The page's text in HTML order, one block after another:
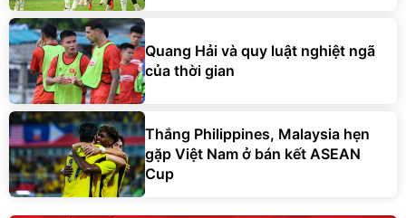
Quang Hải và quy luật nghiệt ngã
của thời gian
Thắng Philippines, Malaysia hẹn
gặp Việt Nam ở bán kết ASEAN
Cup